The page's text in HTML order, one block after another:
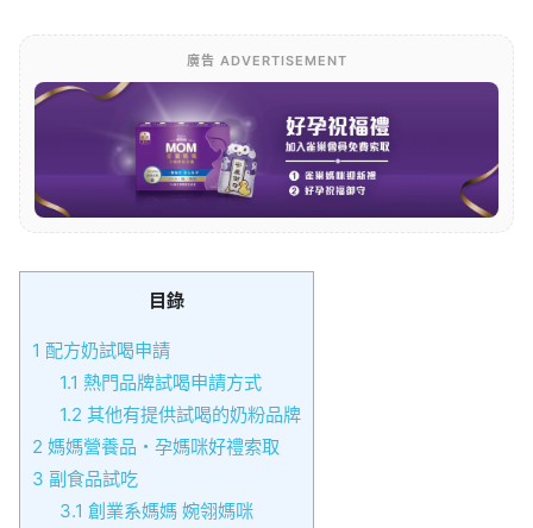
廣告 ADVERTISEMENT
目錄
1 配方奶試喝申請
1.1 熱門品牌試喝申請方式
1.2 其他有提供試喝的奶粉品牌
2 媽媽營養品・孕媽咪好禮索取
3 副食品試吃
3.1 創業系媽媽 婉翎媽咪